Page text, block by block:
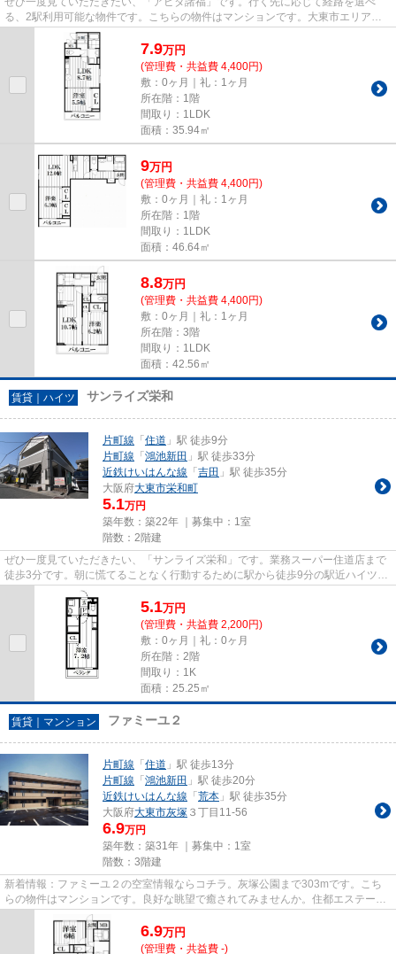
る、2駅利用可能な物件です。こちらの物件はマンションです。大東市エリアと
片町線鴻池新田付近での賃貸マン...
7.9万円
(管理費・共益費 4,400円)
敷：0ヶ月｜礼：1ヶ月
所在階：1階
間取り：1LDK
面積：35.94㎡
9万円
(管理費・共益費 4,400円)
敷：0ヶ月｜礼：1ヶ月
所在階：1階
間取り：1LDK
面積：46.64㎡
8.8万円
(管理費・共益費 4,400円)
敷：0ヶ月｜礼：1ヶ月
所在階：3階
間取り：1LDK
面積：42.56㎡
賃貸｜ハイツ サンライズ栄和
片町線 「 住道 」駅 徒歩9分
片町線 「 鴻池新田 」駅 徒歩33分
近鉄けいはんな線 「 吉田 」駅 徒歩35分
大阪府大東市栄和町
5.1万円
築年数：築22年 ｜募集中： 1室
階数：2階建
ぜひ一度見ていただきたい、「サンライズ栄和」です。業務スーパー住道店まで
徒歩3分です。朝に慌てることなく行動するために駅から徒歩9分の駅近ハイツは
いかがでしょうか。陽当たり...
5.1万円
(管理費・共益費 2,200円)
敷：0ヶ月｜礼：0ヶ月
所在階：2階
間取り：1K
面積：25.25㎡
賃貸｜マンション ファミーユ２
片町線 「 住道 」駅 徒歩13分
片町線 「 鴻池新田 」駅 徒歩20分
近鉄けいはんな線 「 荒本 」駅 徒歩35分
大阪府大東市灰塚 ３丁目11-56
6.9万円
築年数：築31年 ｜募集中： 1室
階数：3階建
新着情報：ファミーユ２の空室情報ならコチラ。灰塚公園まで303mです。こち
らの物件はマンションです。良好な眺望で癒されてみませんか。住都エステート
では、片町線住道駅を中心に数...
6.9万円
(管理費・共益費 -)